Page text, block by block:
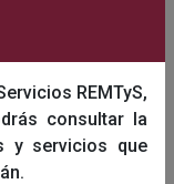
REMTyS,
consultar la
y servicios que